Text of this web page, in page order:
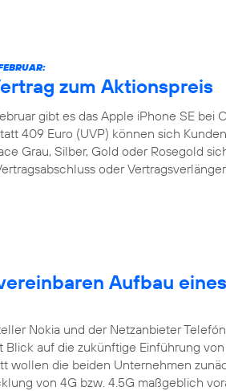
zum Aktionspreis
gibt es das Apple iPhone SE bei
409 Euro (UVP) können sich
Grau, Silber, Gold oder Rosegold
oder
Aufbau
Nokia und der Netzanbieter
Blick auf die zukünftige Einführung
wollen die beiden Unternehmen
von 4G bzw. 4.5G maßgeblich